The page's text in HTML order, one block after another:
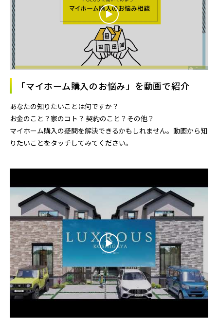
「マイホーム購入のお悩み」を動画で紹介
あなたの知りたいことは何ですか？
お金のこと？家のコト？ 契約のこと？その他？
マイホーム購入の疑問を解決できるかもしれません。動画から知
りたいことをタッチしてみてください。